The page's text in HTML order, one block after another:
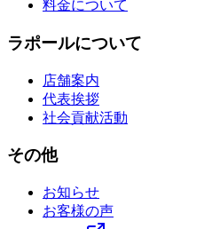
料金について
ラポールについて
店舗案内
代表挨拶
社会貢献活動
その他
お知らせ
お客様の声